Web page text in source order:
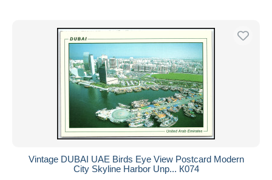
Vintage DUBAI UAE Birds Eye View Postcard Modern
City Skyline Harbor Unp... К074